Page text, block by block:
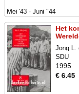
Mei '43 - Juni "44
Het
Jong L.
SDU
1995
€ 6.45